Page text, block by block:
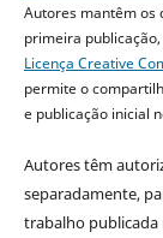
Autores mantêm os
primeira
Licença Creative
permite o
e publicação inicial
Autores têm
separadamente,
trabalho